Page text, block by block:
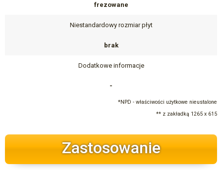
frezowane
Niestandardowy rozmiar płyt
brak
Dodatkowe informacje
-
*NPD - właściwości użytkowe nieustalone
** z zakładką 1265 x 615
Zastosowanie